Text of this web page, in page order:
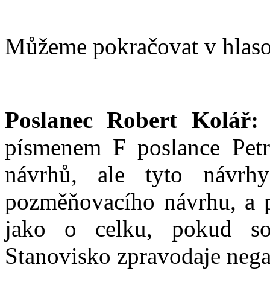
Můžeme pokračovat v
Poslanec Robert Kolář:
písmenem F poslance
návrhů, ale tyto
pozměňovacího návrhu,
jako o celku, pokud
Stanovisko zpravodaje